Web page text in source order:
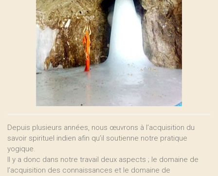
Depuis plusieurs années, nous œuvrons à l’acquisition du
savoir spirituel indien afin qu’il soutienne notre pratique
yogique.
Il y a donc dans notre travail deux aspects ; le domaine de
l’acquisition des connaissances et le domaine de